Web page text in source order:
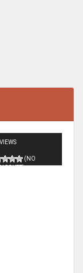
(NO
YET)